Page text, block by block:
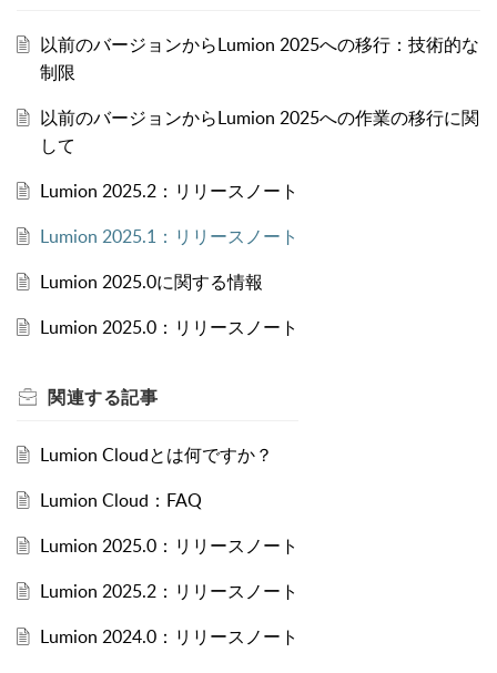
以前のバージョンからLumion 2025への移行：技術的な
制限
以前のバージョンからLumion 2025への作業の移行に関
して
Lumion 2025.2：リリースノート
Lumion 2025.1：リリースノート
Lumion 2025.0に関する情報
Lumion 2025.0：リリースノート
関連する記事
Lumion Cloudとは何ですか？
Lumion Cloud：FAQ
Lumion 2025.0：リリースノート
Lumion 2025.2：リリースノート
Lumion 2024.0：リリースノート